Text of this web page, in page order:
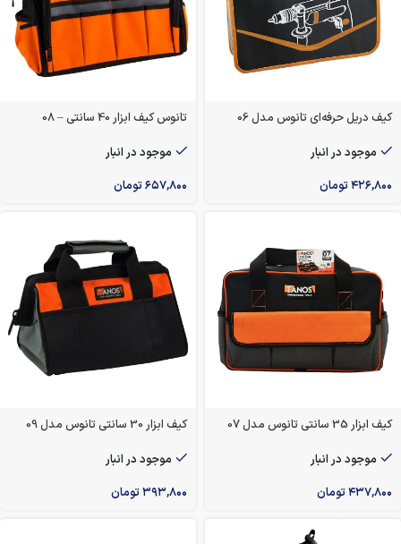
کیف دریل حرفه‌ای تانوس مدل 06
موجود در انبار
۴۲۶,۸۰۰تومان
تانوس کیف ابزار 40 سانتی – 08
موجود در انبار
۶۵۷,۸۰۰تومان
کیف ابزار 35 سانتی تانوس مدل 07
موجود در انبار
۴۳۷,۸۰۰تومان
کیف ابزار 30 سانتی تانوس مدل 09
موجود در انبار
۳۹۳,۸۰۰تومان